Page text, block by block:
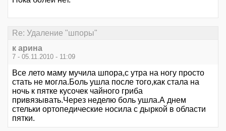
Re: Удаление "шпоры"
к арина
7 - 05.11.2010 - 11:09
Все лето маму мучила шпора,с утра на ногу просто
стать не могла.Боль ушла после того,как стала на
ночь к пятке кусочек чайного гриба
привязывать.Через неделю боль ушла.А днем
стельки ортопедические носила с дыркой в области
пятки.